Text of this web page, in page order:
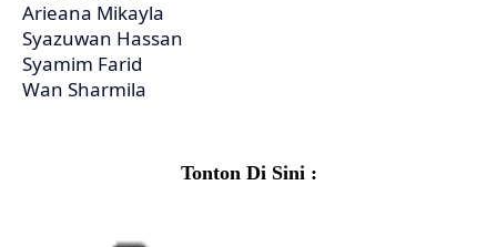
Arieana Mikayla
Syazuwan Hassan
Syamim Farid
Wan Sharmila
Tonton Di Sini :